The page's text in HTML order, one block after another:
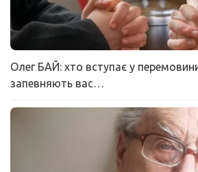
Олег БАЙ: хто вступає у
запевняють вас…